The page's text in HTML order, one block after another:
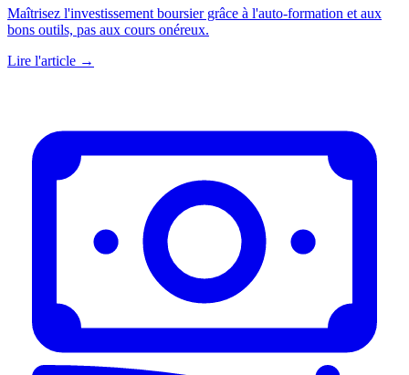
Maîtrisez l'investissement boursier grâce à l'auto-formation et aux
bons outils, pas aux cours onéreux.
Lire l'article →